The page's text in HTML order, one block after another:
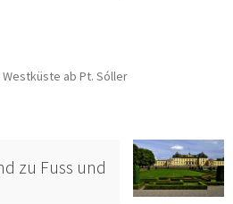
ab Pt. Sóller
zu Fuss und